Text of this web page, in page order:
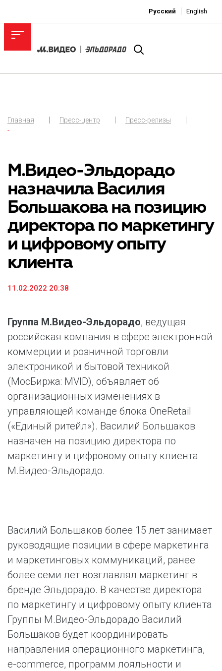
Русский English
Главная Пресс-центр
Пресс-релизы
-
М.Видео-Эльдорадо
назначила Василия
Большакова на позицию
директора по маркетингу
и цифровому опыту
клиента
11.02.2022 20:38
Группа М.Видео-Эльдорадо, ведущая
российская компания в сфере электронной
коммерции и розничной торговли
электроникой и бытовой техникой
(МосБиржа: MVID), объявляет об
организационных изменениях в
управляющей команде блока OneRetail
(«Единый ритейл»). Василий Большаков
назначен на позицию директора по
маркетингу и цифровому опыту клиента
М.Видео-Эльдорадо.
Василий Большаков более 15 лет занимает
руководящие позиции в сфере маркетинга
и маркетинговых коммуникаций, ранее
более семи лет возглавлял маркетинг в
бренде Эльдорадо. В качестве директора
по маркетингу и цифровому опыту клиента
Группы М.Видео-Эльдорадо Василий
Большаков будет координировать
направления операционного маркетинга,
e-commerce, программ лояльности и